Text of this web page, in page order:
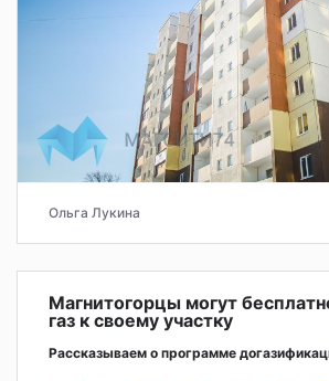
Ольга Лукина
Магнитогорцы могут
газ к своему участку
Рассказываем о программе